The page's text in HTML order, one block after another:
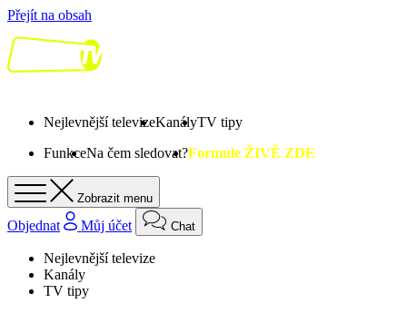
Přejít na obsah
Nejlevnější televizeKanályTV tipy
FunkceNa čem sledovat?Formule ŽIVĚ ZDE
Zobrazit menu
Objednat Můj účet Chat
Nejlevnější televize
Kanály
TV tipy